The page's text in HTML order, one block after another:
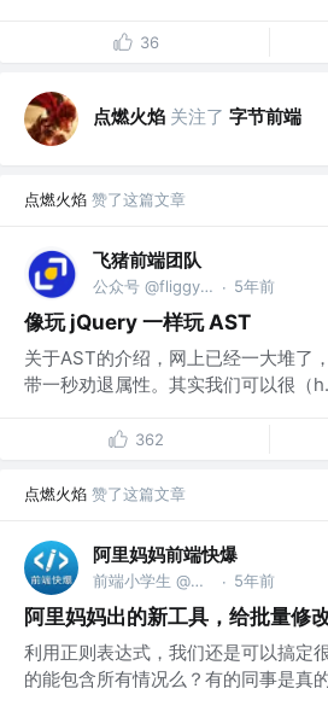
36
点燃火焰 关注了 字节前端
点燃火焰 赞了这篇文章
飞猪前端团队
公众号 @fliggyfe · 5年前
像玩 jQuery 一样玩 AST
关于AST的介绍，网上已经一大堆了
带一秒劝退属性。其实我们可以很（
362
点燃火焰 赞了这篇文章
阿里妈妈前端快爆
前端小学生 @Alibaba Inc. · 5年前
阿里妈妈出的新工具，给批量修
利用正则表达式，我们还是可以搞定
的能包含所有情况么？有的同事是真